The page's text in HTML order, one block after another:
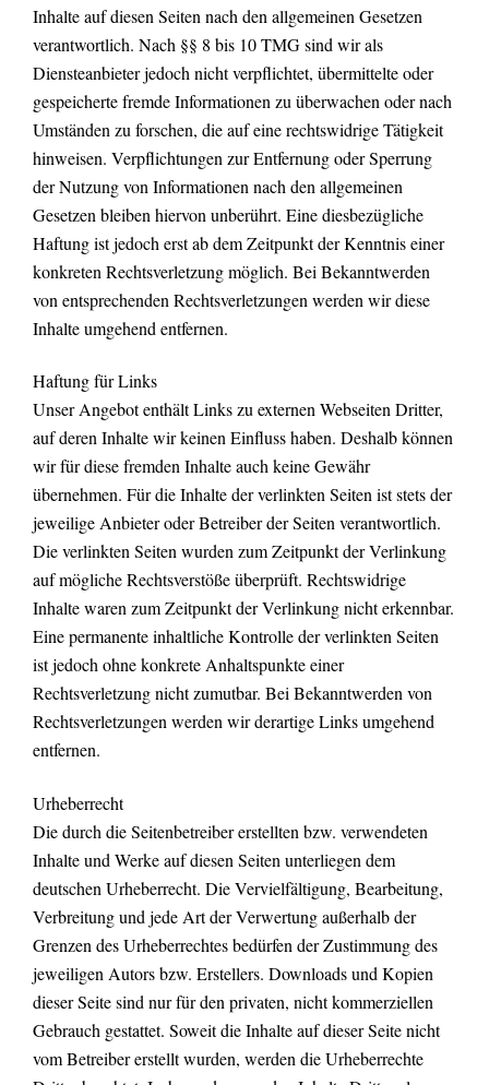
Inhalte auf diesen Seiten nach den allgemeinen Gesetzen
verantwortlich. Nach §§ 8 bis 10 TMG sind wir als
Diensteanbieter jedoch nicht verpflichtet, übermittelte oder
gespeicherte fremde Informationen zu überwachen oder nach
Umständen zu forschen, die auf eine rechtswidrige Tätigkeit
hinweisen. Verpflichtungen zur Entfernung oder Sperrung
der Nutzung von Informationen nach den allgemeinen
Gesetzen bleiben hiervon unberührt. Eine diesbezügliche
Haftung ist jedoch erst ab dem Zeitpunkt der Kenntnis einer
konkreten Rechtsverletzung möglich. Bei Bekanntwerden
von entsprechenden Rechtsverletzungen werden wir diese
Inhalte umgehend entfernen.
Haftung für Links
Unser Angebot enthält Links zu externen Webseiten Dritter,
auf deren Inhalte wir keinen Einfluss haben. Deshalb können
wir für diese fremden Inhalte auch keine Gewähr
übernehmen. Für die Inhalte der verlinkten Seiten ist stets der
jeweilige Anbieter oder Betreiber der Seiten verantwortlich.
Die verlinkten Seiten wurden zum Zeitpunkt der Verlinkung
auf mögliche Rechtsverstöße überprüft. Rechtswidrige
Inhalte waren zum Zeitpunkt der Verlinkung nicht erkennbar.
Eine permanente inhaltliche Kontrolle der verlinkten Seiten
ist jedoch ohne konkrete Anhaltspunkte einer
Rechtsverletzung nicht zumutbar. Bei Bekanntwerden von
Rechtsverletzungen werden wir derartige Links umgehend
entfernen.
Urheberrecht
Die durch die Seitenbetreiber erstellten bzw. verwendeten
Inhalte und Werke auf diesen Seiten unterliegen dem
deutschen Urheberrecht. Die Vervielfältigung, Bearbeitung,
Verbreitung und jede Art der Verwertung außerhalb der
Grenzen des Urheberrechtes bedürfen der Zustimmung des
jeweiligen Autors bzw. Erstellers. Downloads und Kopien
dieser Seite sind nur für den privaten, nicht kommerziellen
Gebrauch gestattet. Soweit die Inhalte auf dieser Seite nicht
vom Betreiber erstellt wurden, werden die Urheberrechte